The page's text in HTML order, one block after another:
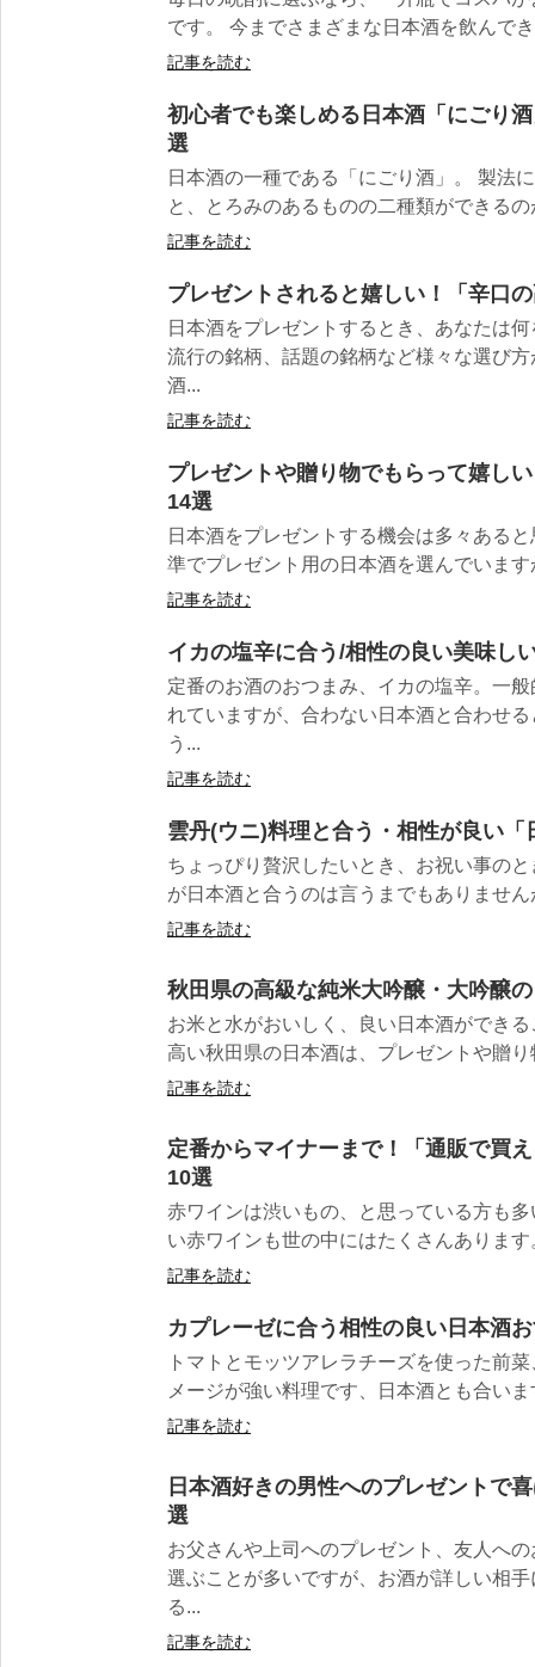
です。 今までさまざまな日本酒を飲んで
記事を読む
初心者でも楽しめる日本酒「にごり
選
日本酒の一種である「にごり酒」。 製法
と、とろみのあるものの二種類ができる
記事を読む
プレゼントされると嬉しい！「辛口
日本酒をプレゼントするとき、あなたは
流行の銘柄、話題の銘柄など様々な選び
酒...
記事を読む
プレゼントや贈り物でもらって嬉し
14選
日本酒をプレゼントする機会は多々ある
準でプレゼント用の日本酒を選んでいま
記事を読む
イカの塩辛に合う/相性の良い美味し
定番のお酒のおつまみ、イカの塩辛。一
れていますが、合わない日本酒と合わせ
う...
記事を読む
雲丹(ウニ)料理と合う・相性が良い「
ちょっぴり贅沢したいとき、お祝い事の
が日本酒と合うのは言うまでもありませ
記事を読む
秋田県の高級な純米大吟醸・大吟醸
お米と水がおいしく、良い日本酒ができ
高い秋田県の日本酒は、プレゼントや贈
記事を読む
定番からマイナーまで！「通販で買
10選
赤ワインは渋いもの、と思っている方も
い赤ワインも世の中にはたくさんありま
記事を読む
カプレーゼに合う相性の良い日本酒
トマトとモッツアレラチーズを使った前
メージが強い料理です、日本酒とも合い
記事を読む
日本酒好きの男性へのプレゼントで
選
お父さんや上司へのプレゼント、友人へ
選ぶことが多いですが、お酒が詳しい相
る...
記事を読む